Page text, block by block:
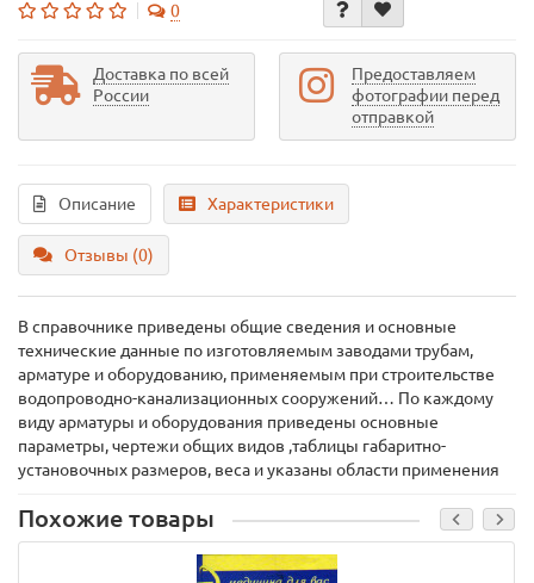
0
Доставка по всей
России
Предоставляем
фотографии перед
отправкой
Описание Характеристики
Отзывы (0)
В справочнике приведены общие сведения и основные
технические данные по изготовляемым заводами трубам,
арматуре и оборудованию, применяемым при строительстве
водопроводно-канализационных сооружений… По каждому
виду арматуры и оборудования приведены основные
параметры, чертежи общих видов ,таблицы габаритно-
установочных размеров, веса и указаны области применения
Похожие товары